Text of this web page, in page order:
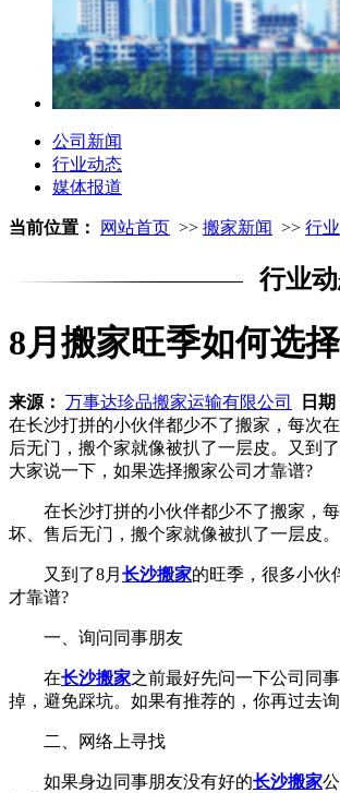
公司新闻
行业动态
媒体报道
当前位置： 网站首页 >> 搬家新闻 >> 行
行业
8月搬家旺季如何选
来源： 万事达珍品搬家运输有限公司 日期
在长沙打拼的小伙伴都少不了搬家，每次
后无门，搬个家就像被扒了一层皮。又到
大家说一下，如果选择搬家公司才靠谱?
在长沙打拼的小伙伴都少不了搬家，每
坏、售后无门，搬个家就像被扒了一层皮。
又到了8月 长沙搬家的旺季，很多小伙
才靠谱?
一、询问同事朋友
在长沙搬家之前最好先问一下公司同
掉，避免踩坑。如果有推荐的，你再过去
二、网络上寻找
如果身边同事朋友没有好的长沙搬家